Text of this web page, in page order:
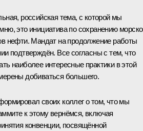
российская тема, с которой мы
это инициатива по сохранению
нефти. Мандат на продолжение работы
подтверждён. Все согласны с тем, что
наиболее интересные практики в этой
добиваться большего.
своих коллег о том, что мы
к этому вернёмся, включая
конвенции, посвящённой